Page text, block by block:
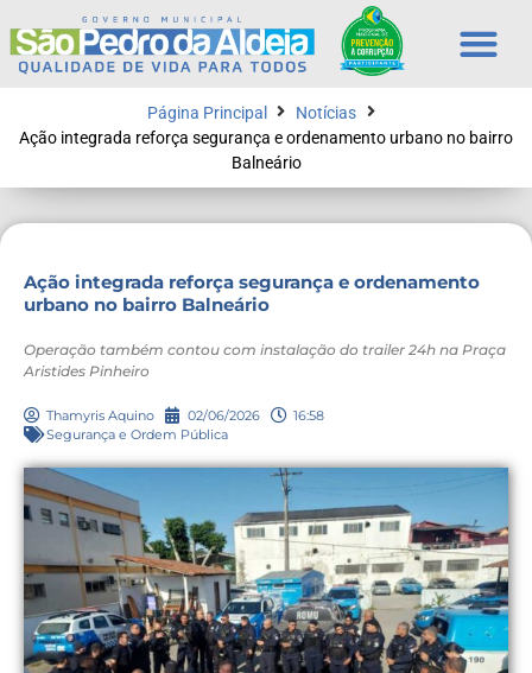
Página Principal
Notícias
Ação integrada reforça segurança e ordenamento urbano no bairro
Balneário
Ação integrada reforça segurança e ordenamento
urbano no bairro Balneário
Operação também contou com instalação do trailer 24h na Praça
Aristides Pinheiro
Thamyris Aquino 02/06/2026
16:58
Segurança e Ordem Pública